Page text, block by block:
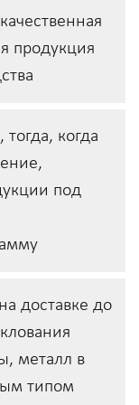
продукция
когда
под
доставке до
металл в
типом